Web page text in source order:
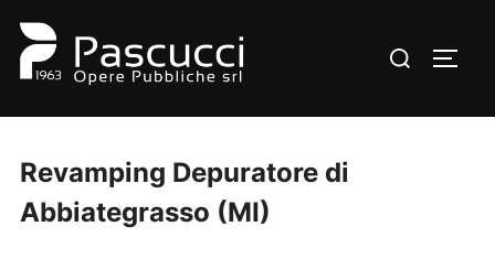
contenuto
Cerca
Revamping Depuratore di
Abbiategrasso (MI)